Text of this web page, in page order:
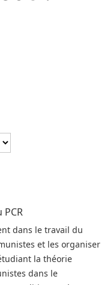
dans le travail du
et les organiser
la théorie
dans le